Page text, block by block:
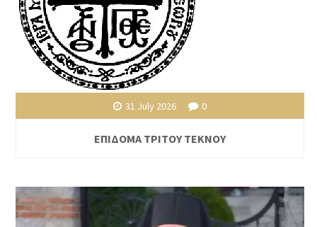
31 July 2026 0
ΕΠΙΔΟΜΑ ΤΡΙΤΟΥ ΤΕΚΝΟΥ